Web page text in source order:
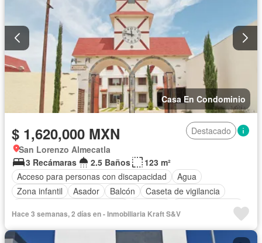
Casa En Condominio
$ 1,620,000 MXN
Destacado
San Lorenzo Almecatla
3 Recámaras
2.5 Baños
123 m²
Acceso para personas con discapacidad
Agua
Zona infantil
Asador Balcón
Caseta de vigilancia
Cocina equipada
Cocina integral
Cuarto de Limpieza
Cuarto de servicio
Electricidad
Estacionamiento Gas natural
Internet
Hace 3 semanas, 2 días en - Inmobiliaria Kraft S&V